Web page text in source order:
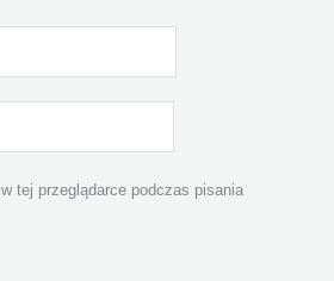
tej przeglądarce podczas pisania